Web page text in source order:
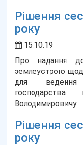
Рішення
року
15.10.19
Про надання
землеустрою
для ведення
Володимировичу
Рішення
року